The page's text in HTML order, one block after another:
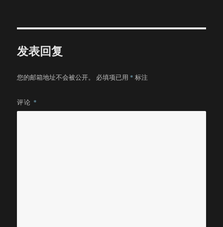
发表回复
您的邮箱地址不会被公开。 必填项已用 * 标注
评论 *